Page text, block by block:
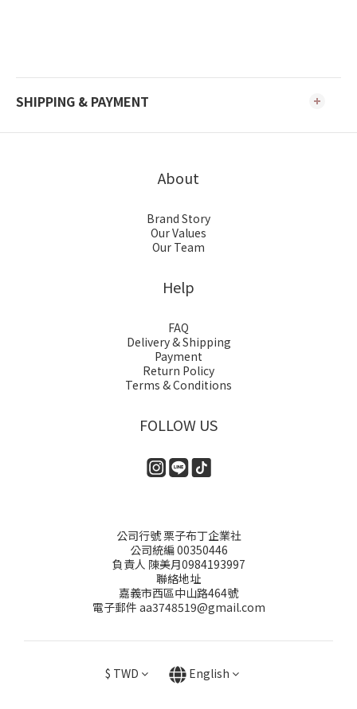
SHIPPING & PAYMENT
About
Brand Story
Our Values
Our Team
Help
FAQ
Delivery & Shipping
Payment
Return Policy
Terms & Conditions
FOLLOW US
公司行號 栗子布丁企業社
公司統編 00350446
負責人 陳美月0984193997
聯絡地址
嘉義市西區中山路464號
電子郵件 aa3748519@gmail.com
$ TWD English